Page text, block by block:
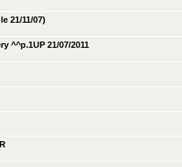
21/11/07)
^^p.1UP 21/07/2011